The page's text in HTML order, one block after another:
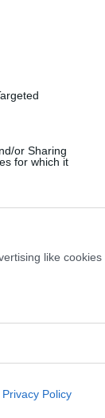
or Sharing
for which it
like cookies
Privacy Policy
δέρμα
υγείας